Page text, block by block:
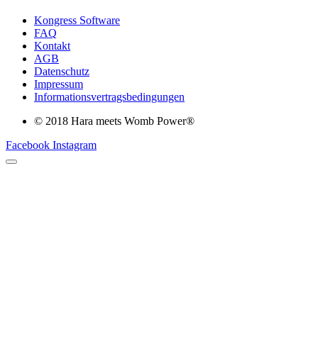
Kongress Software
FAQ
Kontakt
AGB
Datenschutz
Impressum
Informationsvertragsbedingungen
© 2018 Hara meets Womb Power®
Facebook Instagram